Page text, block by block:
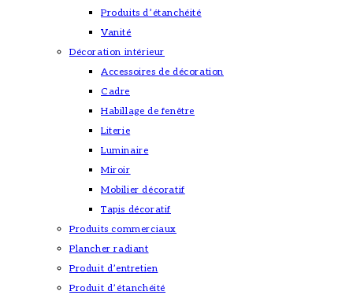
Produits d’étanchéité
Vanité
Décoration intérieur
Accessoires de décoration
Cadre
Habillage de fenêtre
Literie
Luminaire
Miroir
Mobilier décoratif
Tapis décoratif
Produits commerciaux
Plancher radiant
Produit d’entretien
Produit d’étanchéité